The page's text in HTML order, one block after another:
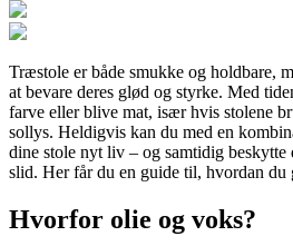
Træstole er både smukke og holdbare,
at bevare deres glød og styrke. Med
farve eller blive mat, især hvis stolene
sollys. Heldigvis kan du med en
dine stole nyt liv – og samtidig beskytte
slid. Her får du en guide til, hvordan du
Hvorfor olie og voks?